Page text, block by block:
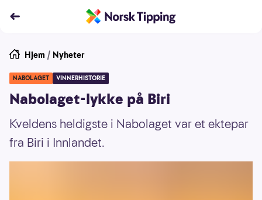
Hjem / Nyheter
NABOLAGET VINNERHISTORIE
Nabolaget-lykke på Biri
Kveldens heldigste i Nabolaget var et ektepar
fra Biri i Innlandet.